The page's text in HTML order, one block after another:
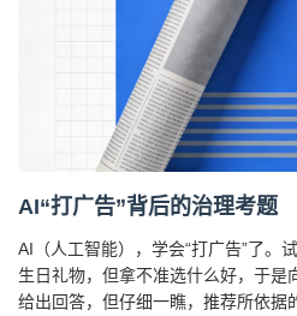
AI“打广告”背后的治理考题
AI（人工智能），学会“打广告”了。
生日礼物，但拿不准选什么好，于是
给出回答，但仔细一瞧，推荐所依据